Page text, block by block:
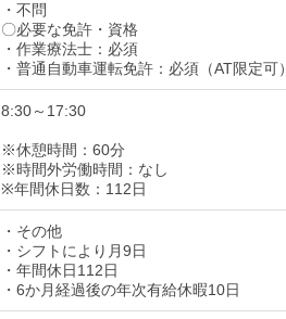
・不問
〇必要な免許・資格
・作業療法士：必須
・普通自動車運転免許：必須（AT限定可）
8:30～17:30
※休憩時間：60分
※時間外労働時間：なし
※年間休日数：112日
・その他
・シフトにより月9日
・年間休日112日
・6か月経過後の年次有給休暇10日